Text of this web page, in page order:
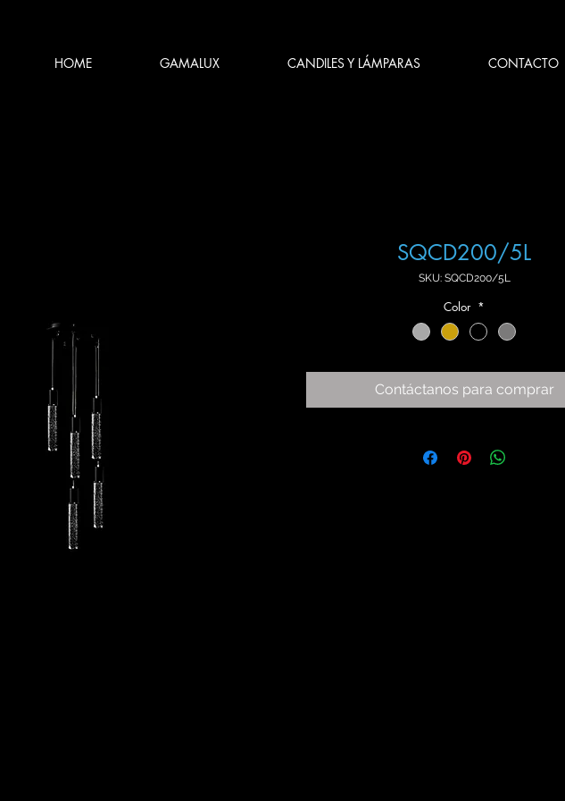
HOME GAMALUX CANDILES Y LÁMPARAS CONTACTO
SQCD200/5L
SKU: SQCD200/5L
Color *
Contáctanos para comprar